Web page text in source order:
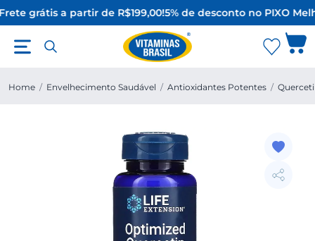
grátis a partir de R$199,00!5% de desconto no PIXO
Home / Envelhecimento Saudável / Antioxidantes Potentes /